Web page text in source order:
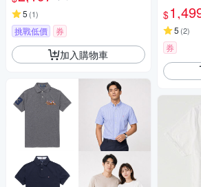
5 (1)
挑戰低價 券
加入購物車
$
5 (2)
券